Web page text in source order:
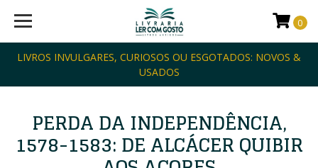
LIVROS INVULGARES, CURIOSOS OU ESGOTADOS: NOVOS &
USADOS
0
PERDA DA INDEPENDÊNCIA,
1578-1583: DE ALCÁCER QUIBIR